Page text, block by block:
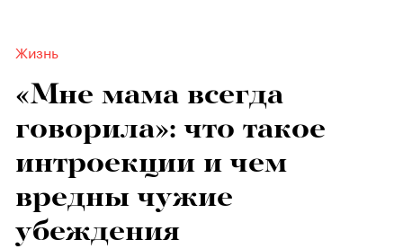
Жизнь
«Мне мама всегда
говорила»: что такое
интроекции и чем
вредны чужие
убеждения